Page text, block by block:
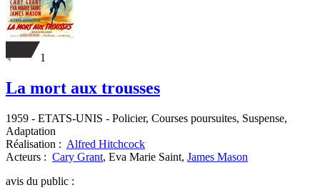
1
La mort aux trousses
1959 - ETATS-UNIS - Policier, Courses poursuites, Suspense,
Adaptation
Réalisation : Alfred Hitchcock
Acteurs : Cary Grant, Eva Marie Saint, James Mason
avis du public :